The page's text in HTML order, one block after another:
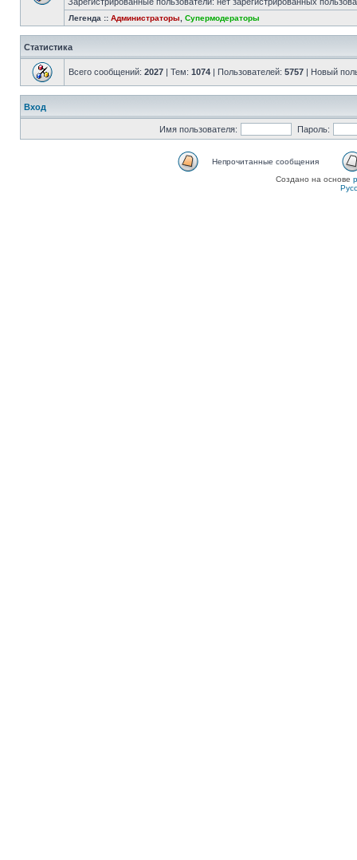
Легенда :: Администраторы Супермодераторы
Статистика
Всего сообщений: 2027 | Тем: 1074 | Пользователей: 5757 | Новый
Вход
Имя пользователя: Пароль:
Непрочитанные сообщения
Создано на основе